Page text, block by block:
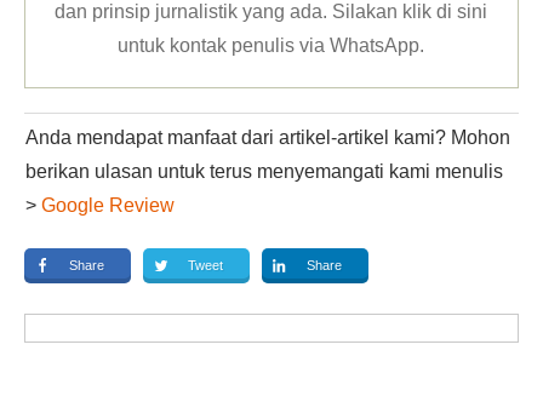
dan prinsip jurnalistik yang ada. Silakan klikdi sini
untuk kontak penulis via WhatsApp.
Anda mendapat manfaat dari artikel-artikel kami? Mohon
berikan ulasan untuk terus menyemangati kami menulis
> Google Review
Share Tweet Share